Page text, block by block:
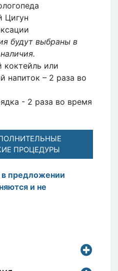
будут выбраны в
коктейль или
напиток – 2 раза во
- 2 раза во время
ПРОЦЕДУРЫ
в предложении
и не